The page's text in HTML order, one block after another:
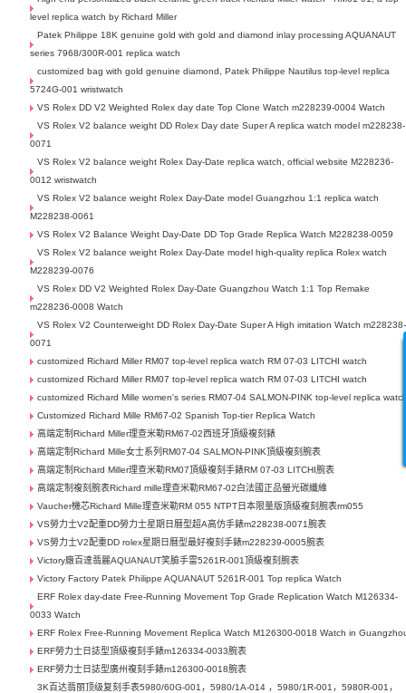
level replica watch by Richard Miller
Patek Philippe 18K genuine gold with gold and diamond inlay processing AQUANAUT
series 7968/300R-001 replica watch
customized bag with gold genuine diamond, Patek Philippe Nautilus top-level replica
5724G-001 wristwatch
VS Rolex DD V2 Weighted Rolex day date Top Clone Watch m228239-0004 Watch
VS Rolex V2 balance weight DD Rolex Day date Super A replica watch model m228238-
0071
VS Rolex V2 balance weight Rolex Day-Date replica watch, official website M228236-
0012 wristwatch
VS Rolex V2 balance weight Rolex Day-Date model Guangzhou 1:1 replica watch
M228238-0061
VS Rolex V2 Balance Weight Day-Date DD Top Grade Replica Watch M228238-0059
VS Rolex V2 balance weight Rolex Day-Date model high-quality replica Rolex watch
M228239-0076
VS Rolex DD V2 Weighted Rolex Day-Date Guangzhou Watch 1:1 Top Remake
m228236-0008 Watch
VS Rolex V2 Counterweight DD Rolex Day-Date Super A High imitation Watch m228238-
0071
customized Richard Miller RM07 top-level replica watch RM 07-03 LITCHI watch
customized Richard Miller RM07 top-level replica watch RM 07-03 LITCHI watch
customized Richard Mille women's series RM07-04 SALMON-PINK top-level replica
Customized Richard Mille RM67-02 Spanish Top-tier Replica Watch
高端定制Richard Miller理查米勒RM67-02西班牙頂級複刻錶
高端定制Richard Mille女士系列RM07-04 SALMON-PINK頂級複刻腕表
高端定制Richard Miller理查米勒RM07頂級複刻手錶RM 07-03 LITCHI腕表
高端定制複刻腕表Richard mille理查米勒RM67-02白法國正品螢光碳纖維
Vaucher機芯Richard Mille理查米勒RM 055 NTPT日本限量版頂級複刻腕表rm055
VS勞力士V2配重DD勞力士星期日曆型超A高仿手錶m228238-0071腕表
VS勞力士V2配重DD rolex星期日曆型最好複刻手錶m228239-0005腕表
Victory廠百達翡麗AQUANAUT笑臉手雷5261R-001頂級複刻腕表
Victory Factory Patek Philippe AQUANAUT 5261R-001 Top replica Watch
ERF Rolex day-date Free-Running Movement Top Grade Replication Watch M126334-
0033 Watch
ERF Rolex Free-Running Movement Replica Watch M126300-0018 Watch in
ERF勞力士日誌型頂級複刻手錶m126334-0033腕表
ERF勞力士日誌型廣州複刻手錶m126300-0018腕表
3K百达翡丽顶级复刻手表5980/60G-001，5980/1A-014 ，5980/1R-001，5980R-001，